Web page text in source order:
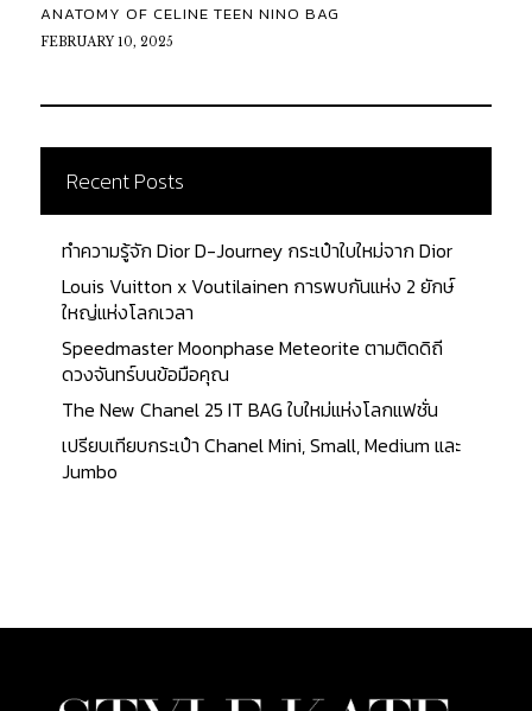
ANATOMY OF CELINE TEEN NINO BAG
FEBRUARY 10, 2025
Recent Posts
ทำความรู้จัก Dior D-Journey กระเป๋าใบใหม่จาก Dior
Louis Vuitton x Voutilainen การพบกันแห่ง 2 ยักษ์
ใหญ่แห่งโลกเวลา
Speedmaster Moonphase Meteorite ตามติดดิถี
ดวงจันทร์บนข้อมือคุณ
The New Chanel 25 IT BAG ใบใหม่แห่งโลกแฟชั่น
เปรียบเทียบกระเป๋า Chanel Mini, Small, Medium และ
Jumbo